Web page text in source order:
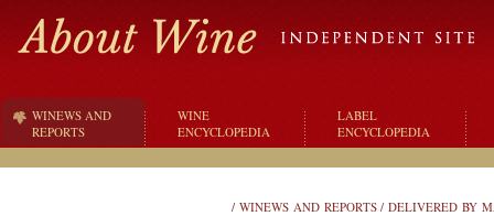
WINEWS AND
REPORTS
WINE
ENCYCLOPEDIA
LABEL
ENCYCLOPEDIA
/ WINEWS AND REPORTS / DELIVERED BY